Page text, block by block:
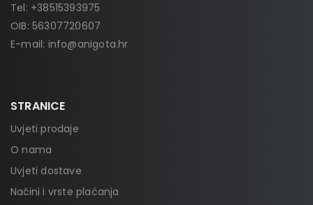
Tel: +38515393975
OIB: 56307720607
E-mail: info@anigota.hr
STRANICE
Uvjeti prodaje
O nama
Uvjeti dostave
Načini i vrste plaćanja